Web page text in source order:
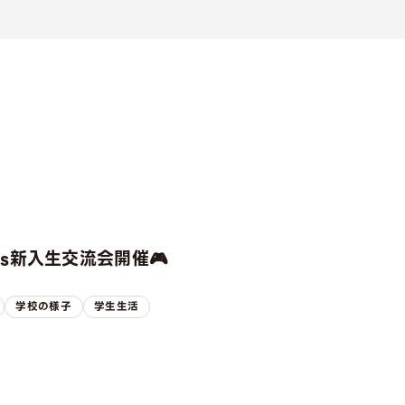
入生交流会開催🎮
学校の様子 学生生活